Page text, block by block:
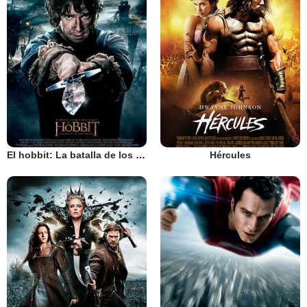
El hobbit: La batalla de los cinco ejércitos Hércules